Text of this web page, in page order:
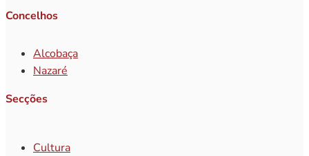
Concelhos
Alcobaça
Nazaré
Secções
Cultura